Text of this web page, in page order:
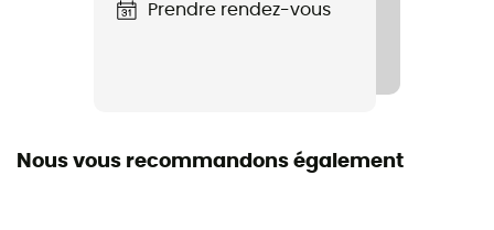
Matières
Prendre rendez-vous
Nous vous recommandons également